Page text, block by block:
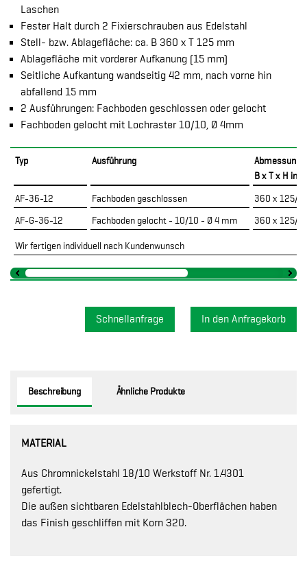
Laschen
Fester Halt durch 2 Fixierschrauben aus Edelstahl
Stell- bzw. Ablagefläche: ca. B 360 x T 125 mm
Ablagefläche mit vorderer Aufkanung (15 mm)
Seitliche Aufkantung wandseitig 42 mm, nach vorne hin
abfallend 15 mm
2 Ausführungen: Fachboden geschlossen oder gelocht
Fachboden gelocht mit Lochraster 10/10, Ø 4mm
Typ Ausführung
B x T x H in
AF-36-12 Fachboden geschlossen
360 x 125/
AF-G-36-12
Fachboden gelocht - 10/10 - Ø 4 mm 360 x 125/
Wir fertigen individuell nach Kundenwunsch
Schnellanfrage
Beschreibung Ähnliche Produkte
MATERIAL
Aus Chromnickelstahl 18/10 Werkstoff Nr. 1.4301
gefertigt.
Die außen sichtbaren Edelstahlblech-Oberflächen haben
das Finish geschliffen mit Korn 320.